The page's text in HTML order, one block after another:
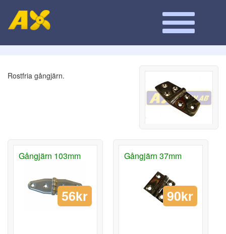
Rostfria gångjärn.
Gångjärn 103mm
56kr
Gångjärn 37mm
90kr